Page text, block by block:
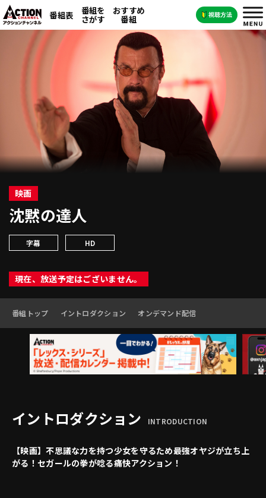
番組表 番組を
さがす
おすすめ
番組
映画
沈黙の達人
字幕 HD
現在、放送予定はございません。
番組トップ イントロダクション オンデマンド配信
イントロダクション INTRODUCTION
【映画】不思議な力を持つ少女を守るため最強オヤジが立ち上
がる！セガールの拳が唸る痛快アクション！